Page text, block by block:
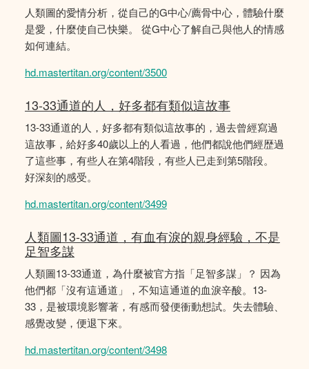
人類圖的愛情分析，從自己的G中心/薦骨中心，體驗什麼
是愛，什麼使自己快樂。 從G中心了解自己與他人的情感
如何連結。
hd.mastertitan.org/content/3500
13-33通道的人，好多都有類似這故事
13-33通道的人，好多都有類似這故事的，過去曾經寫過
這故事，給好多40歲以上的人看過，他們都說他們經歴過
了這些事，有些人在第4階段，有些人已走到第5階段。
好深刻的感受。
hd.mastertitan.org/content/3499
人類圖13-33通道，有血有淚的親身經驗，不是
足智多謀
人類圖13-33通道，為什麼被官方指「足智多謀」？ 因為
他們都「沒有這通道」，不知這通道的血淚辛酸。13-
33，是被環境影響著，有感而發便衝動想試。失去體驗、
感覺改變，便退下來。
hd.mastertitan.org/content/3498